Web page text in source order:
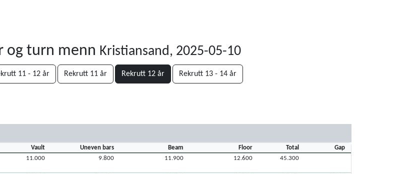
og turn menn Kristiansand, 2025-05-10
11 - 12 år Rekrutt 11 år Rekrutt 12 år Rekrutt 13 - 14 år
Vault Uneven bars Beam Floor Total
Gap
11.000 9.800 11.900 12.600 45.300